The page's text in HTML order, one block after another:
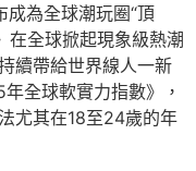
為全球潮玩圈“頂
在全球掀起現象級熱潮
續帶給世界線人一新
全球軟實力指數》，
尤其在18至24歲的年